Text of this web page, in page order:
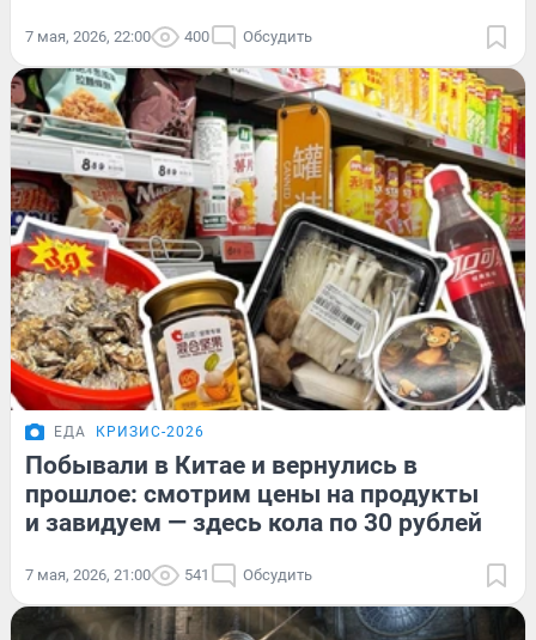
7 мая, 2026, 22:00 400 Обсудить
ЕДА КРИЗИС-2026
Побывали в Китае и вернулись в
прошлое: смотрим цены на продукты
и завидуем — здесь кола по 30 рублей
7 мая, 2026, 21:00 541 Обсудить